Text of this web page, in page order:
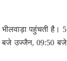
पहुंचती है। 5
बजे उज्जैन, 09:50 बजे